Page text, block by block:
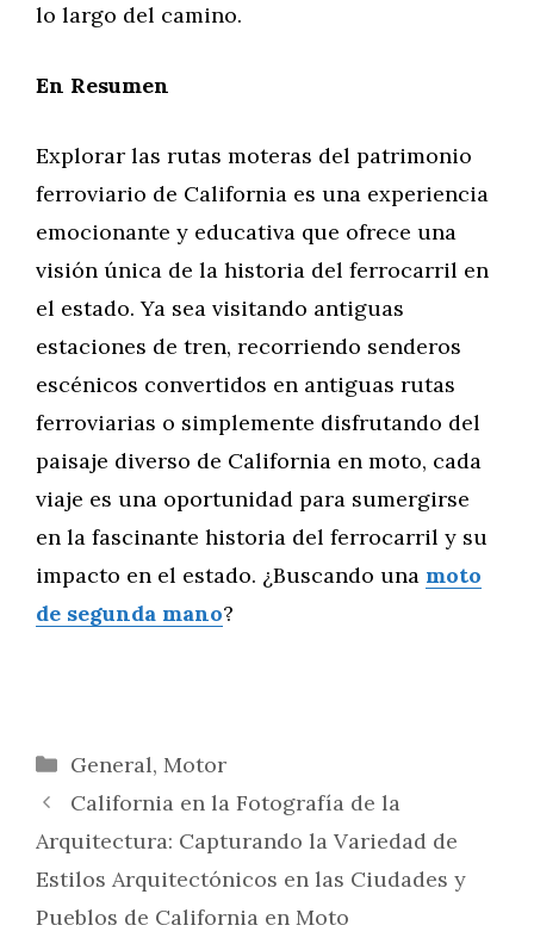
lo largo del camino.
En Resumen
Explorar las rutas moteras del patrimonio
ferroviario de California es una experiencia
emocionante y educativa que ofrece una
visión única de la historia del ferrocarril en
el estado. Ya sea visitando antiguas
estaciones de tren, recorriendo senderos
escénicos convertidos en antiguas rutas
ferroviarias o simplemente disfrutando del
paisaje diverso de California en moto, cada
viaje es una oportunidad para sumergirse
en la fascinante historia del ferrocarril y su
impacto en el estado. ¿Buscando una moto
de segunda mano?
Categorías
General, Motor
California en la Fotografía de la
Arquitectura: Capturando la Variedad de
Estilos Arquitectónicos en las Ciudades y
Pueblos de California en Moto